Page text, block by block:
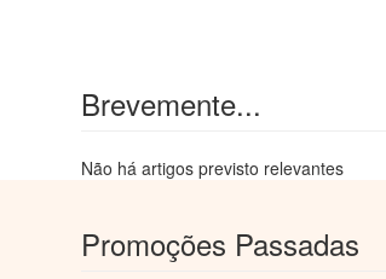
Brevemente...
Não há artigos previsto relevantes
Promoções Passadas